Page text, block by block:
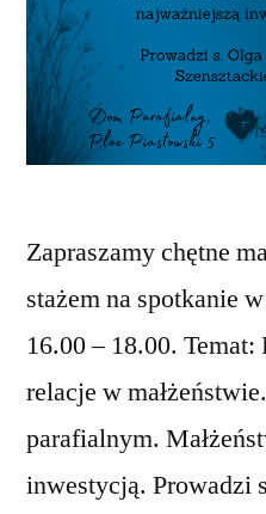
Zapraszamy chętne
stażem na spotkanie
16.00 – 18.00. Temat:
relacje w
parafialnym.
inwestycją. Prowadzi